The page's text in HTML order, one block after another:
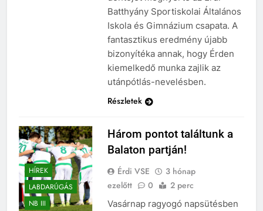
Batthyány Sportiskolai Általános
Iskola és Gimnázium csapata. A
fantasztikus eredmény újabb
bizonyítéka annak, hogy Érden
kiemelkedő munka zajlik az
utánpótlás-nevelésben.
Részletek
HÍREK
LABDARÚGÁS
NB III
Három pontot találtunk a
Balaton partján!
Érdi VSE
3 hónap
ezelőtt
0 2 perc
Vasárnap ragyogó napsütésben